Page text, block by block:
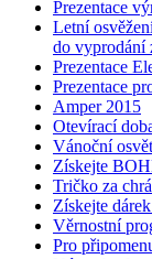
Prezentace
Letní
do vyprodání
Prezentace
Prezentace
Amper 2015
Otevírací
Vánoční
Získejte
Tričko za
Získejte
Věrnostní
Pro